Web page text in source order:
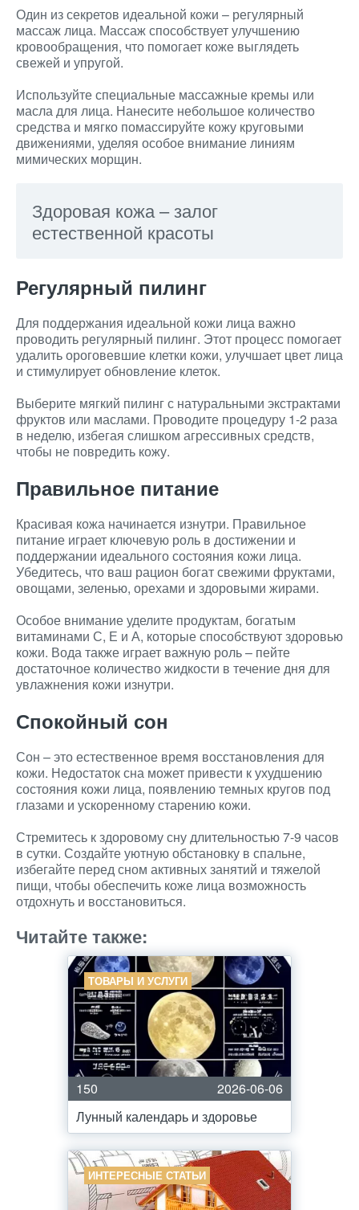
Один из секретов идеальной кожи – регулярный
массаж лица. Массаж способствует улучшению
кровообращения, что помогает коже выглядеть
свежей и упругой.
Используйте специальные массажные кремы или
масла для лица. Нанесите небольшое количество
средства и мягко помассируйте кожу круговыми
движениями, уделяя особое внимание линиям
мимических морщин.
Здоровая кожа – залог
естественной красоты
Регулярный пилинг
Для поддержания идеальной кожи лица важно
проводить регулярный пилинг. Этот процесс помогает
удалить ороговевшие клетки кожи, улучшает цвет лица
и стимулирует обновление клеток.
Выберите мягкий пилинг с натуральными экстрактами
фруктов или маслами. Проводите процедуру 1-2 раза
в неделю, избегая слишком агрессивных средств,
чтобы не повредить кожу.
Правильное питание
Красивая кожа начинается изнутри. Правильное
питание играет ключевую роль в достижении и
поддержании идеального состояния кожи лица.
Убедитесь, что ваш рацион богат свежими фруктами,
овощами, зеленью, орехами и здоровыми жирами.
Особое внимание уделите продуктам, богатым
витаминами С, Е и А, которые способствуют здоровью
кожи. Вода также играет важную роль – пейте
достаточное количество жидкости в течение дня для
увлажнения кожи изнутри.
Спокойный сон
Сон – это естественное время восстановления для
кожи. Недостаток сна может привести к ухудшению
состояния кожи лица, появлению темных кругов под
глазами и ускоренному старению кожи.
Стремитесь к здоровому сну длительностью 7-9 часов
в сутки. Создайте уютную обстановку в спальне,
избегайте перед сном активных занятий и тяжелой
пищи, чтобы обеспечить коже лица возможность
отдохнуть и восстановиться.
Читайте также:
ТОВАРЫ И УСЛУГИ
150
2026-06-06
Лунный календарь и здоровье
ИНТЕРЕСНЫЕ СТАТЬИ